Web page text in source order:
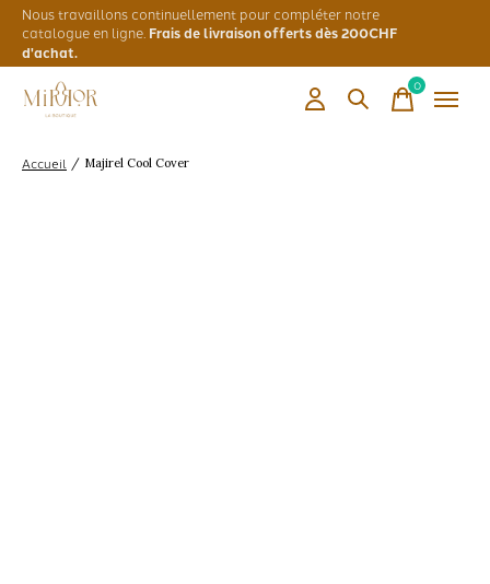
Nous travaillons continuellement pour compléter notre
catalogue en ligne. Frais de livraison offerts dès 200CHF
d'achat.
0items
Accueil / Majirel Cool Cover